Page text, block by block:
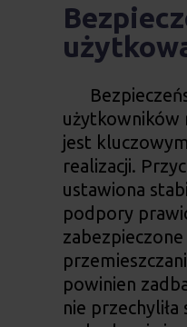
użytkowników
jest
realizacji.
ustawiona
podpory
powinien
nie przechyliła